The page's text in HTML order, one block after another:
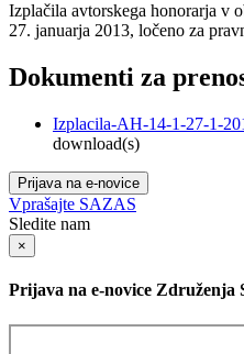
Izplačila avtorskega honorarja v
27. januarja 2013, ločeno za
Dokumenti za
Izplacila-AH-14-1-27-1-
download(s)
Prijava na e-novice
Vprašajte SAZAS
Sledite nam
×
Prijava na e-novice Združenja